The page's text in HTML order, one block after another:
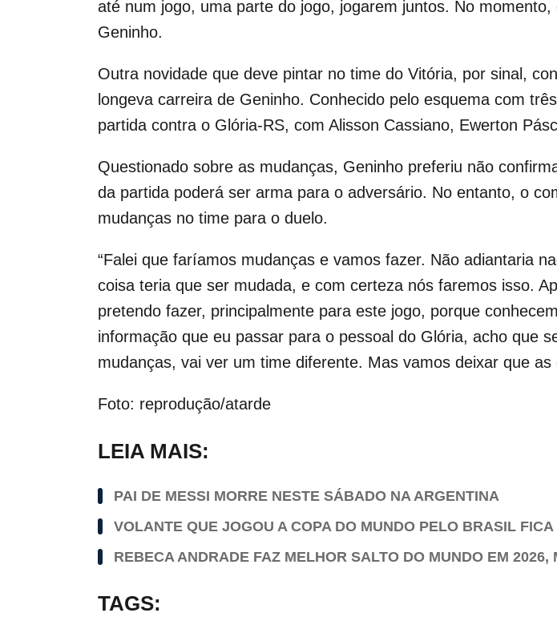
até num jogo, uma parte do jogo, jogarem juntos. No
Geninho.
Outra novidade que deve pintar no time do Vitória, por sinal,
longeva carreira de Geninho. Conhecido pelo esquema com
partida contra o Glória-RS, com Alisson Cassiano, Ewerton
Questionado sobre as mudanças, Geninho preferiu não
da partida poderá ser arma para o adversário. No entanto, o
mudanças no time para o duelo.
“Falei que faríamos mudanças e vamos fazer. Não adiantaria
coisa teria que ser mudada, e com certeza nós faremos isso.
pretendo fazer, principalmente para este jogo, porque
informação que eu passar para o pessoal do Glória, acho que
mudanças, vai ver um time diferente. Mas vamos deixar que
Foto: reprodução/atarde
LEIA MAIS:
PAI DE MESSI MORRE NESTE SÁBADO NA ARGENTINA
VOLANTE QUE JOGOU A COPA DO MUNDO PELO BRASIL
REBECA ANDRADE FAZ MELHOR SALTO DO MUNDO EM
TAGS: